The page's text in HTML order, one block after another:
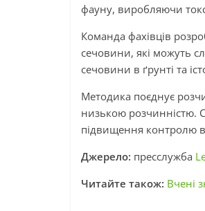
фауну, виробляючи
Команда фахівців
сечовини, які можуть
сечовини в ґрунті та
Методика поєднує
низькою розчинністю.
підвищення контролю
Джерело: пресслужба
Читайте також: Вчені